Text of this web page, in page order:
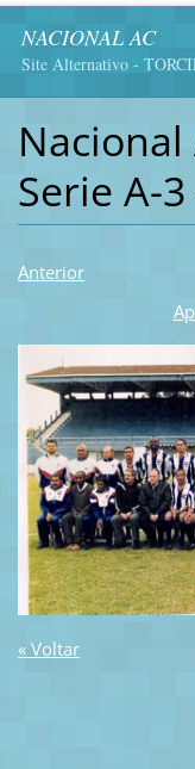
NACIONAL AC
Site Alternativo -
Nacional
Serie A-
Anterior
« Voltar